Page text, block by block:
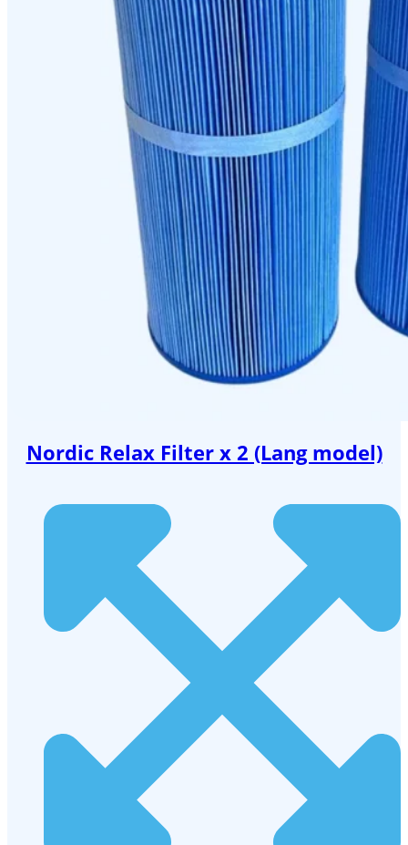
Nordic Relax Filter x 2 (Lang model)